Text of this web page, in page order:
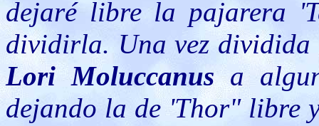
dejaré libre la pajarera
dividirla. Una vez
Lori Moluccanusa
dejando la de 'Thor" libre